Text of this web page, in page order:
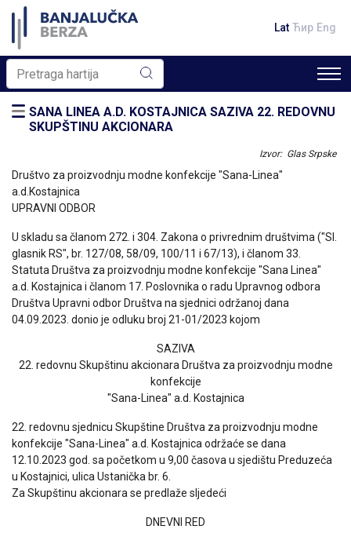
Lat Ћир Eng
SANA LINEA A.D. KOSTAJNICA SAZIVA 22. REDOVNU
SKUPŠTINU AKCIONARA
Izvor: Glas Srpske
Društvo za proizvodnju modne konfekcije "Sana-Linea"
a.d.Kostajnica
UPRAVNI ODBOR
U skladu sa članom 272. i 304. Zakona o privrednim društvima ("Sl.
glasnik RS", br. 127/08, 58/09, 100/11 i 67/13), i članom 33.
Statuta Društva za proizvodnju modne konfekcije "Sana Linea"
a.d. Kostajnica i članom 17. Poslovnika o radu Upravnog odbora
Društva Upravni odbor Društva na sjednici održanoj dana
04.09.2023. donio je odluku broj 21-01/2023 kojom
SAZIVA
22. redovnu Skupštinu akcionara Društva za proizvodnju modne
konfekcije
"Sana-Linea" a.d. Kostajnica
22. redovnu sjednicu Skupštine Društva za proizvodnju modne
konfekcije "Sana-Linea" a.d. Kostajnica održaće se dana
12.10.2023 god. sa početkom u 9,00 časova u sjedištu Preduzeća
u Kostajnici, ulica Ustanička br. 6.
Za Skupštinu akcionara se predlaže sljedeći
DNEVNI RED